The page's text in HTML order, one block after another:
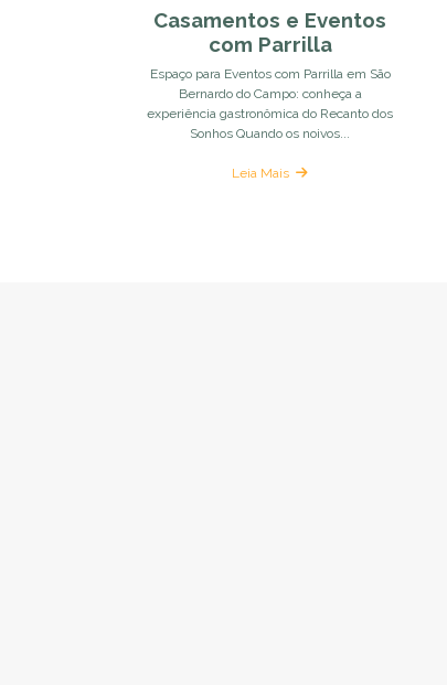
Casamentos e Eventos
com Parrilla
Espaço para Eventos com Parrilla em São
Bernardo do Campo: conheça a
experiência gastronômica do Recanto dos
Sonhos Quando os noivos...
Leia Mais